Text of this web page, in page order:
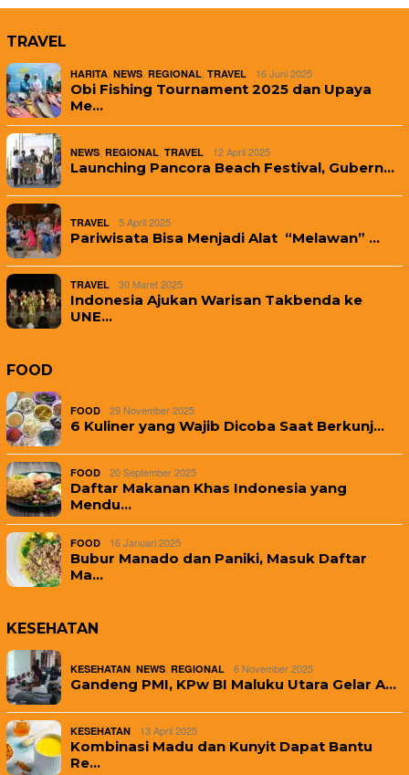
TRAVEL
HARITA NEWS REGIONAL TRAVEL 16 Juni 2025
Obi Fishing Tournament 2025 dan Upaya
Me…
NEWS REGIONAL TRAVEL 12 April 2025
Launching Pancora Beach Festival, Gubern…
TRAVEL 5 April 2025
Pariwisata Bisa Menjadi Alat “Melawan” …
TRAVEL 30 Maret 2025
Indonesia Ajukan Warisan Takbenda ke
UNE…
FOOD
FOOD 29 November 2025
6 Kuliner yang Wajib Dicoba Saat Berkunj…
FOOD 20 September 2025
Daftar Makanan Khas Indonesia yang
Mendu…
FOOD 16 Januari 2025
Bubur Manado dan Paniki, Masuk Daftar
Ma…
KESEHATAN
KESEHATAN NEWS REGIONAL 6 November 2025
Gandeng PMI, KPw BI Maluku Utara Gelar A…
KESEHATAN 13 April 2025
Kombinasi Madu dan Kunyit Dapat Bantu
Re…